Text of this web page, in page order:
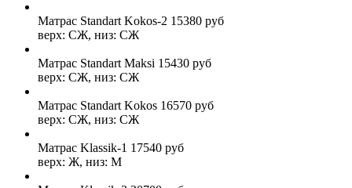
Матрас Standart Kokos-2 15380 руб
верх: СЖ, низ: СЖ
Матрас Standart Maksi 15430 руб
верх: СЖ, низ: СЖ
Матрас Standart Kokos 16570 руб
верх: СЖ, низ: СЖ
Матрас Klassik-1 17540 руб
верх: Ж, низ: М